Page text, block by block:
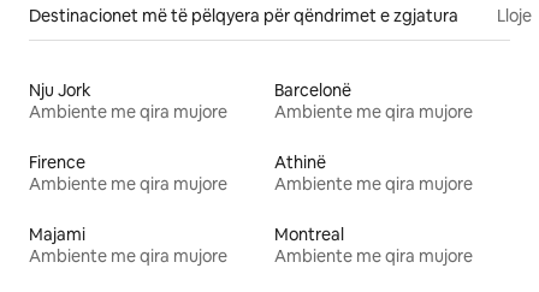
Destinacionet më të pëlqyera për qëndrimet e zgjatura
Nju Jork
Ambiente me qira mujore
Barcelonë
Ambiente me qira mujore
Firence
Ambiente me qira mujore
Athinë
Ambiente me qira mujore
Majami
Ambiente me qira mujore
Montreal
Ambiente me qira mujore